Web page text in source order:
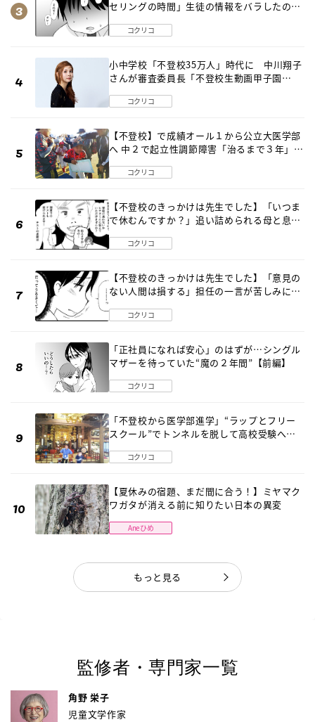
セリングの時間」生徒の情報をバラしたの
コクリコ
小中学校「不登校35万人」時代に 中川翔子
さんが審査委員長「不登校生動画甲子園
コクリコ
【不登校】で成績オール１から公立大医学部
へ 中２で起立性調節障害「治るまで３年」の
コクリコ
【不登校のきっかけは先生でした】「いつま
で休むんですか？」追い詰められる母と息子
コクリコ
【不登校のきっかけは先生でした】「意見の
ない人間は損する」担任の一言が苦しみに…
コクリコ
「正社員になれば安心」のはずが…シングル
マザーを待っていた“魔の２年間”【前編】
コクリコ
「不登校から医学部進学」“ラップとフリー
スクール”でトンネルを脱して高校受験へ
コクリコ
【夏休みの宿題、まだ間に合う！】ミヤマク
ワガタが消える前に知りたい日本の異変
Aneひめ
もっと見る
監修者・専門家一覧
角野 栄子
児童文学作家